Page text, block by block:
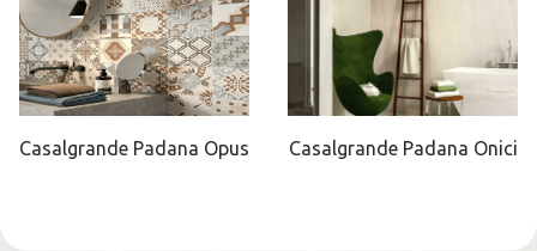
Casalgrande Padana Opus Casalgrande Padana Onici